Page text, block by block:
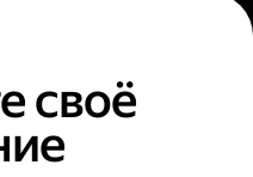
своё